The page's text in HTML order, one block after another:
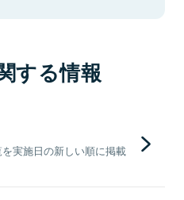
する情報
実施日の新しい順に掲載